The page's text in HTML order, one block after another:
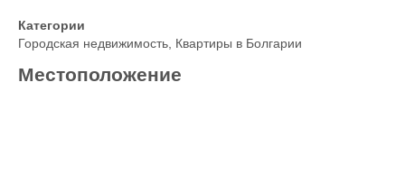
Категории
Городская недвижимость, Квартиры в Болгарии
Местоположение